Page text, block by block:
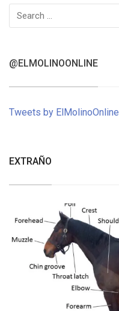
Search
for:
@ELMOLINOONLINE
Tweets by ElMolinoOnline
EXTRAÑO